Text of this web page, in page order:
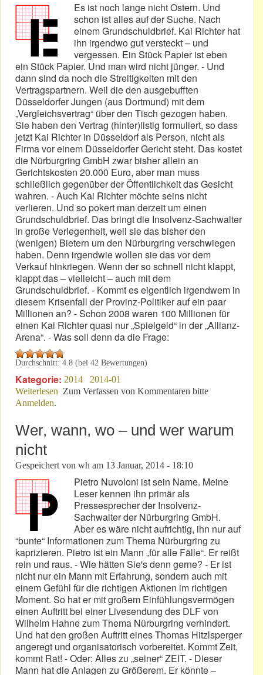
Es ist noch lange nicht Ostern. Und
schon ist alles auf der Suche. Nach
einem Grundschuldbrief. Kai Richter hat
ihn irgendwo gut versteckt – und
vergessen. Ein Stück Papier ist eben
ein Stück Papier. Und man wird nicht jünger. - Und
dann sind da noch die Streitigkeiten mit den
Vertragspartnern. Weil die den ausgebufften
Düsseldorfer Jungen (aus Dortmund) mit dem
„Vergleichsvertrag“ über den Tisch gezogen haben.
Sie haben den Vertrag (hinter)listig formuliert, so dass
jetzt Kai Richter in Düsseldorf als Person, nicht als
Firma vor einem Düsseldorfer Gericht steht. Das kostet
die Nürburgring GmbH zwar bisher allein an
Gerichtskosten 20.000 Euro, aber man muss
schließlich gegenüber der Öffentlichkeit das Gesicht
wahren. - Auch Kai Richter möchte seins nicht
verlieren. Und so pokert man derzeit um einen
Grundschuldbrief. Das bringt die Insolvenz-Sachwalter
in große Verlegenheit, weil sie das bisher den
(wenigen) Bietern um den Nürburgring verschwiegen
haben. Denn irgendwie wollen sie das vor dem
Verkauf hinkriegen. Wenn der so schnell nicht klappt,
klappt das – vielleicht – auch mit dem
Grundschuldbrief. - Kommt es eigentlich irgendwem in
diesem Krisenfall der Provinz-Politiker auf ein paar
Millionen an? - Schon 2008 waren 100 Millionen für
einen Kai Richter quasi nur „Spielgeld“ in der „Allianz-
Arena“. - Was soll denn da die Frage:
Durchschnitt: 4.8 (bei 42 Bewertungen)
Kategorie: 2014
2014-01
Weiterlesen über Wo ist er denn – der Grundschuldbrief?
Zum Verfassen von Kommentaren bitte
Anmelden.
Wer, wann, wo – und wer warum
nicht
Gespeichert von wh am 13 Januar, 2014 - 18:10
Pietro Nuvoloni ist sein Name. Meine
Leser kennen ihn primär als
Pressesprecher der Insolvenz-
Sachwalter der Nürburgring GmbH.
Aber es wäre nicht aufrichtig, ihn nur auf
“bunte“ Informationen zum Thema Nürburgring zu
kaprizieren. Pietro ist ein Mann „für alle Fälle“. Er reißt
rein und raus. - Wie hätten Sie's denn gerne? - Er ist
nicht nur ein Mann mit Erfahrung, sondern auch mit
einem Gefühl für die richtigen Aktionen im richtigen
Moment. So hat er mit großem Einfühlungsvermögen
einen Auftritt bei einer Livesendung des DLF von
Wilhelm Hahne zum Thema Nürburgring verhindert.
Und hat den großen Auftritt eines Thomas Hitzlsperger
angeregt und organisatorisch vorbereitet. Kommt Zeit,
kommt Rat! - Oder: Alles zu „seiner“ ZEIT. - Dieser
Mann hat die Anlagen zu Größerem. Er könnte –